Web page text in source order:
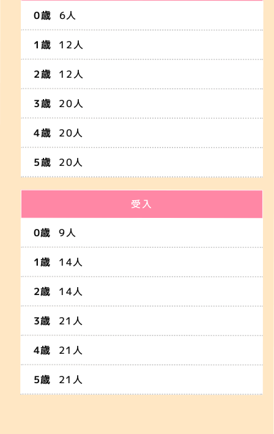
6人
12人
12人
20人
20人
20人
受入
9人
14人
14人
21人
21人
21人